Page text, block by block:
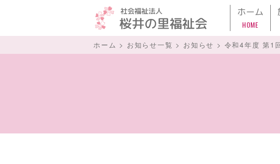
ホーム
HOME
ホーム > お知らせ一覧 > お知らせ > 令和4年度 第1